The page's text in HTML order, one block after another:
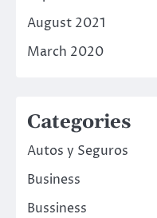
August 2021
March 2020
Categories
Autos y Seguros
Business
Bussiness